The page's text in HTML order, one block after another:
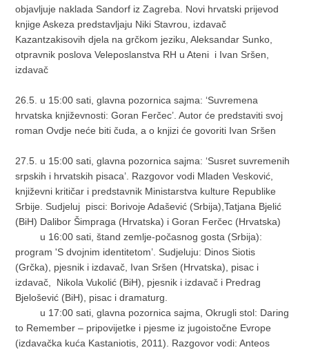
objavljuje naklada Sandorf iz Zagreba. Novi hrvatski prijevod
knjige Askeza predstavljaju Niki Stavrou, izdavač
Kazantzakisovih djela na grčkom jeziku, Aleksandar Sunko,
otpravnik poslova Veleposlanstva RH u Ateni i Ivan Sršen,
izdavač
26.5. u 15:00 sati, glavna pozornica sajma: ‘Suvremena
hrvatska književnosti: Goran Ferčec’. Autor će predstaviti svoj
roman Ovdje neće biti čuda, a o knjizi će govoriti Ivan Sršen
27.5. u 15:00 sati, glavna pozornica sajma: ‘Susret suvremenih
srpskih i hrvatskih pisaca’. Razgovor vodi Mladen Vesković,
književni kritičar i predstavnik Ministarstva kulture Republike
Srbije. Sudjeluj pisci: Borivoje Adašević (Srbija),Tatjana Bjelić
(BiH) Dalibor Šimpraga (Hrvatska) i Goran Ferčec (Hrvatska)
u 16:00 sati, štand zemlje-počasnog gosta (Srbija):
program 'S dvojnim identitetom’. Sudjeluju: Dinos Siotis
(Grčka), pjesnik i izdavač, Ivan Sršen (Hrvatska), pisac i
izdavač, Nikola Vukolić (BiH), pjesnik i izdavač i Predrag
Bjelošević (BiH), pisac i dramaturg.
u 17:00 sati, glavna pozornica sajma, Okrugli stol: Daring
to Remember – pripovijetke i pjesme iz jugoistočne Evrope
(izdavačka kuća Kastaniotis, 2011). Razgovor vodi: Anteos